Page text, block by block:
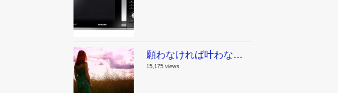
願わなければ叶わない！やりたいことリスト100を作ってみたよ。
15,175 views